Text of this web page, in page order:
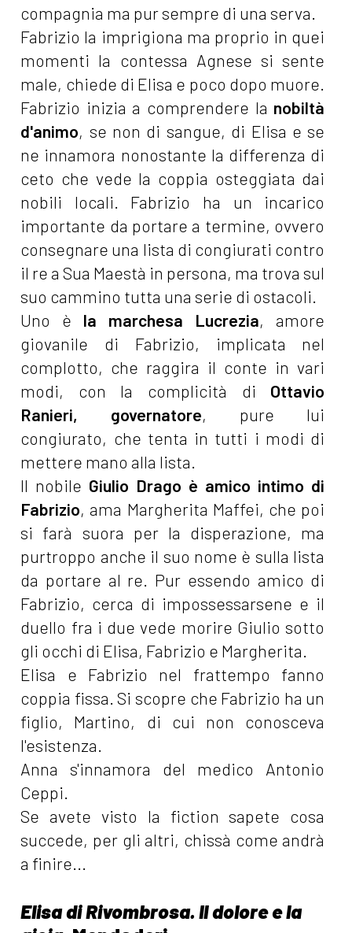
compagnia ma pur sempre di una serva.
Fabrizio la imprigiona ma proprio in quei
momenti la contessa Agnese si sente
male, chiede di Elisa e poco dopo muore.
Fabrizio inizia a comprendere la nobiltà
d'animo, se non di sangue, di Elisa e se
ne innamora nonostante la differenza di
ceto che vede la coppia osteggiata dai
nobili locali. Fabrizio ha un incarico
importante da portare a termine, ovvero
consegnare una lista di congiurati contro
il re a Sua Maestà in persona, ma trova sul
suo cammino tutta una serie di ostacoli.
Uno è la marchesa Lucrezia, amore
giovanile di Fabrizio, implicata nel
complotto, che raggira il conte in vari
modi, con la complicità di Ottavio
Ranieri, governatore, pure lui
congiurato, che tenta in tutti i modi di
mettere mano alla lista.
Il nobile Giulio Drago è amico intimo di
Fabrizio, ama Margherita Maffei, che poi
si farà suora per la disperazione, ma
purtroppo anche il suo nome è sulla lista
da portare al re. Pur essendo amico di
Fabrizio, cerca di impossessarsene e il
duello fra i due vede morire Giulio sotto
gli occhi di Elisa, Fabrizio e Margherita.
Elisa e Fabrizio nel frattempo fanno
coppia fissa. Si scopre che Fabrizio ha un
figlio, Martino, di cui non conosceva
l'esistenza.
Anna s'innamora del medico Antonio
Ceppi.
Se avete visto la fiction sapete cosa
succede, per gli altri, chissà come andrà
a finire...
Elisa di Rivombrosa. Il dolore e la